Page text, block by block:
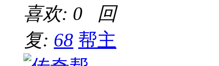
喜欢: 0 回
复: 68 帮主